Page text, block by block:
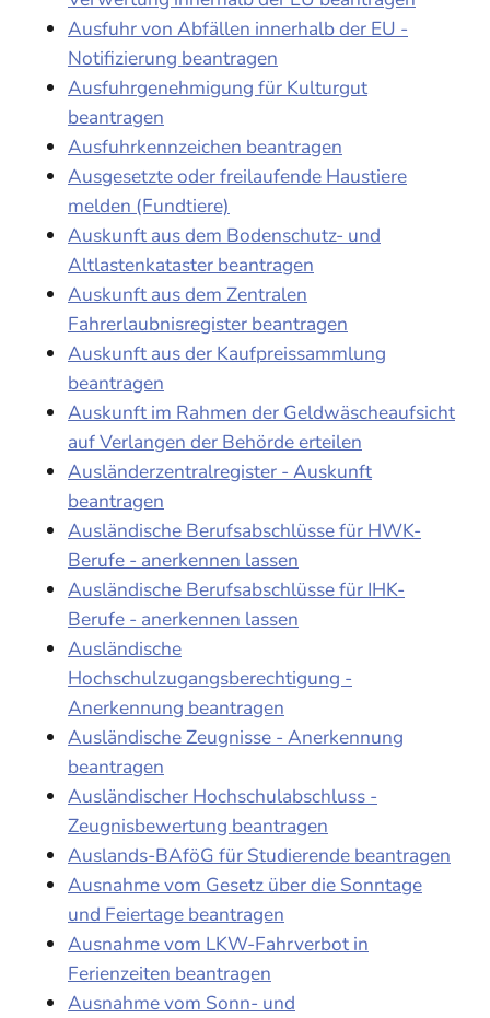
Ausfuhr von Abfällen innerhalb der EU -
Notifizierung beantragen
Ausfuhrgenehmigung für Kulturgut
beantragen
Ausfuhrkennzeichen beantragen
Ausgesetzte oder freilaufende Haustiere
melden (Fundtiere)
Auskunft aus dem Bodenschutz- und
Altlastenkataster beantragen
Auskunft aus dem Zentralen
Fahrerlaubnisregister beantragen
Auskunft aus der Kaufpreissammlung
beantragen
Auskunft im Rahmen der Geldwäscheaufsicht
auf Verlangen der Behörde erteilen
Ausländerzentralregister - Auskunft
beantragen
Ausländische Berufsabschlüsse für HWK-
Berufe - anerkennen lassen
Ausländische Berufsabschlüsse für IHK-
Berufe - anerkennen lassen
Ausländische
Hochschulzugangsberechtigung -
Anerkennung beantragen
Ausländische Zeugnisse - Anerkennung
beantragen
Ausländischer Hochschulabschluss -
Zeugnisbewertung beantragen
Auslands-BAföG für Studierende beantragen
Ausnahme vom Gesetz über die Sonntage
und Feiertage beantragen
Ausnahme vom LKW-Fahrverbot in
Ferienzeiten beantragen
Ausnahme vom Sonn- und